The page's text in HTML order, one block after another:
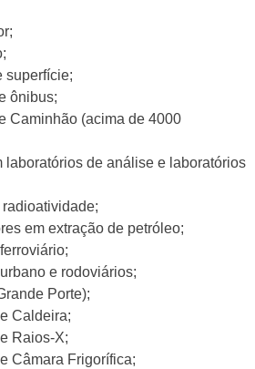
superfície;
ônibus;
Caminhão (acima de 4000
laboratórios de análise e laboratórios
em extração de petróleo;
e rodoviários;
Porte);
Caldeira;
Raios-X;
Câmara Frigorífica;